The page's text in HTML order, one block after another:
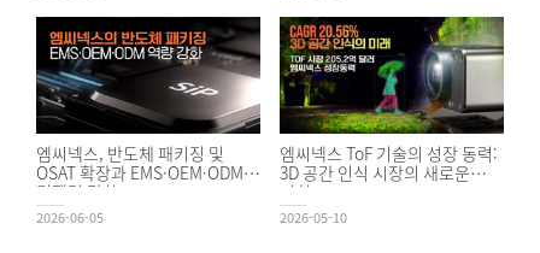
엠씨넥스, 반도체 패키징 및
OSAT 확장과 EMS·OEM·ODM
경쟁력 강화
2026-06-05
엠씨넥스 ToF 기술의 성장 동력:
3D 공간 인식 시장의 새로운
기회
2026-05-10